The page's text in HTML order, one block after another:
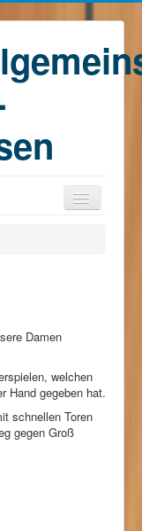
Damen
welchen
Hand gegeben hat.
schnellen Toren
gegen Groß